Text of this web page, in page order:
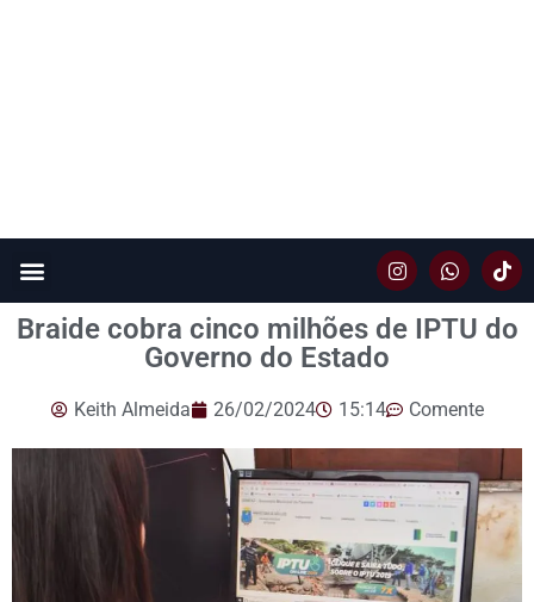
Braide cobra cinco milhões de IPTU do
Governo do Estado
Keith Almeida 26/02/2024 15:14 Comente